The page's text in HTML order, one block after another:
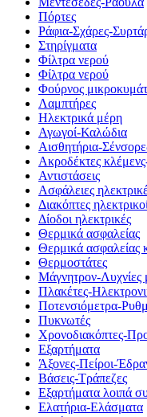
Πόρτες
Ράφια-Σχάρες-
Στηρίγματα
Φίλτρα νερού
Φίλτρα νερού
Φούρνος
Λαμπτήρες
Ηλεκτρικά μέρη
Αγωγοί-Καλώδια
Αισθητήρια-
Ακροδέκτες
Αντιστάσεις
Ασφάλειες
Διακόπτες
Δίοδοι ηλεκτρικές
Θερμικά ασφαλείας
Θερμικά ασφαλείας
Θερμοστάτες
Μάγνητρον-Λυχνίες
Πλακέτες-
Ποτενσιόμετρα-
Πυκνωτές
Χρονοδιακόπτες-
Εξαρτήματα
Άξονες-Πείροι-
Βάσεις-Τράπεζες
Εξαρτήματα λοιπά
Ελατήρια-Ελάσματα